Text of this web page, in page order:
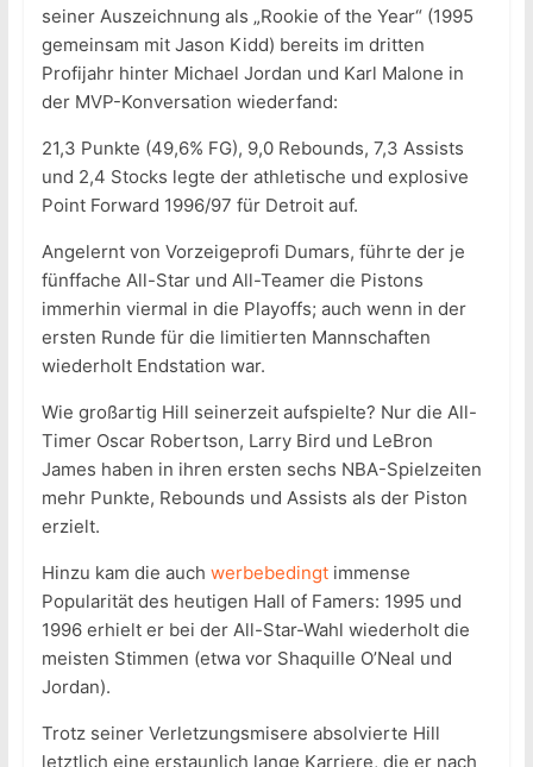
seiner Auszeichnung als „Rookie of the Year“ (1995
gemeinsam mit Jason Kidd) bereits im dritten
Profijahr hinter Michael Jordan und Karl Malone in
der MVP-Konversation wiederfand:
21,3 Punkte (49,6% FG), 9,0 Rebounds, 7,3 Assists
und 2,4 Stocks legte der athletische und explosive
Point Forward 1996/97 für Detroit auf.
Angelernt von Vorzeigeprofi Dumars, führte der je
fünffache All-Star und All-Teamer die Pistons
immerhin viermal in die Playoffs; auch wenn in der
ersten Runde für die limitierten Mannschaften
wiederholt Endstation war.
Wie großartig Hill seinerzeit aufspielte? Nur die All-
Timer Oscar Robertson, Larry Bird und LeBron
James haben in ihren ersten sechs NBA-Spielzeiten
mehr Punkte, Rebounds und Assists als der Piston
erzielt.
Hinzu kam die auch werbebedingtimmense
Popularität des heutigen Hall of Famers: 1995 und
1996 erhielt er bei der All-Star-Wahl wiederholt die
meisten Stimmen (etwa vor Shaquille O’Neal und
Jordan).
Trotz seiner Verletzungsmisere absolvierte Hill
letztlich eine erstaunlich lange Karriere, die er nach